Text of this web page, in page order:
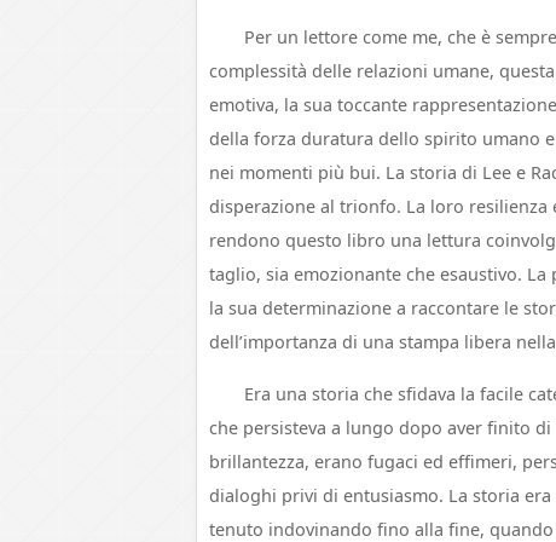
Per un lettore come me, che è
complessità delle relazioni umane,
emotiva, la sua toccante
della forza duratura dello spirito umano
nei momenti più bui. La storia di Lee e
disperazione al trionfo. La loro
rendono questo libro una lettura
taglio, sia emozionante che esaustivo.
la sua determinazione a raccontare le
dell’importanza di una stampa libera
Era una storia che sfidava la facile
che persisteva a lungo dopo aver finito
brillantezza, erano fugaci ed effimeri,
dialoghi privi di entusiasmo. La storia
tenuto indovinando fino alla fine,